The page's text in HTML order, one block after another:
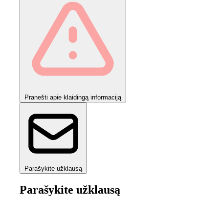
Pranešti apie klaidingą informaciją
Parašykite užklausą
Parašykite užklausą